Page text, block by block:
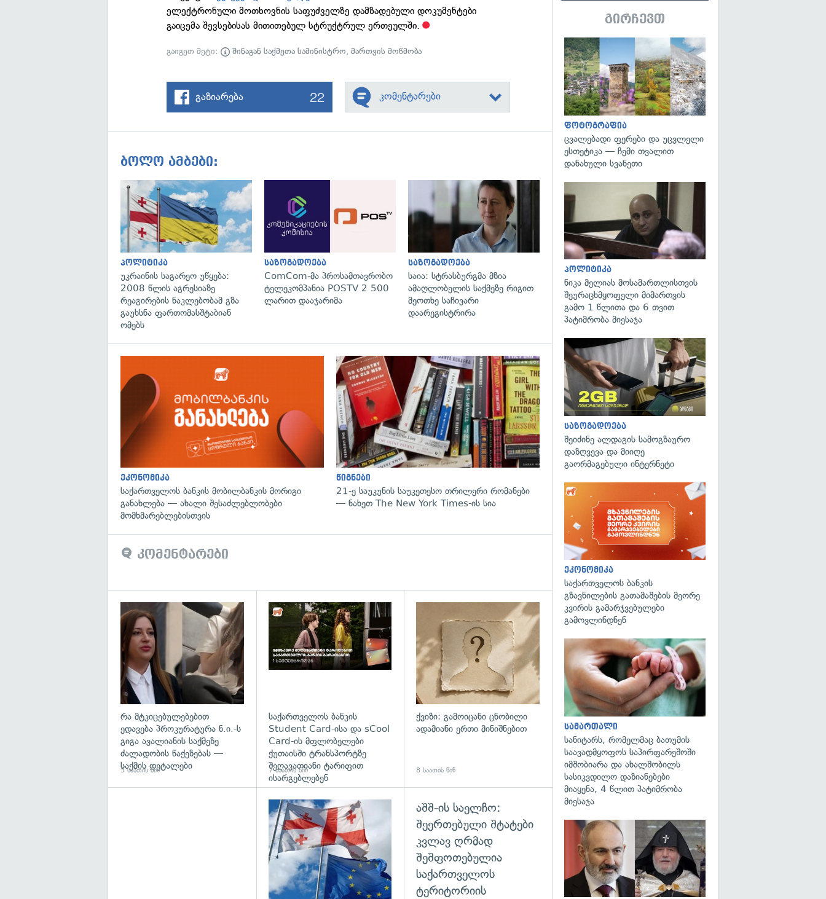
ელექტრონული მოთხოვნის საფუძველზე დამზადებული დოკუმენტები
გაიცემა შევსებისას მითითებულ სტრუქტრულ ერთეულში.
გაიგეთ მეტი: შინაგან საქმეთა სამინისტრო,მართვის მოწმობა
გაზიარება 22 კომენტარები
ბოლო ამბები:
პოლიტიკა
უკრაინის საგარეო უწყება:
2008 წლის აგრესიაზე
რეაგირების ნაკლებობამ გზა
გაუხსნა ფართომასშტაბიან
ომებს
გადახედვა
საზოგადოება
ComCom-მა პროსამთავრობო
ტელეკომპანია POSTV 2 500
ლარით დააჯარიმა
გადახედვა
საზოგადოება
საია: სტრასბურგმა მზია
ამაღლობელის საქმეზე რიგით
მეოთხე საჩივარი
დაარეგისტრირა
ეკონომიკა
საქართველოს ბანკის მობილბანკის მორიგი
განახლება — ახალი შესაძლებლობები
მომხმარებლებისთვის
გადახედვა
წიგნები
21-ე საუკუნის საუკეთესო თრილერი რომანები
— ნახეთ The New York Times-ის სია
კომენტარები
გადახედვა
რა მტკიცებულებებით
ედავება პროკურატურა ნ.ი.-ს
გიგა ავალიანის საქმეზე
ძალადობის წაქეზებას —
საქმის დეტალები
5 საათის წინ
საქართველოს ბანკის
Student Card-ისა და sCool
Card-ის მფლობელები
ქუთაისში ტრანსპორტზე
შეღავათიანი ტარიფით
ისარგებლებენ
7 საათის წინ
ქვიზი: გამოიცანი ცნობილი
ადამიანი ერთი მინიშნებით
8 საათის წინ
გადახედვა
აშშ-ის საელჩო:
შეერთებული შტატები
კვლავ ღრმად
შეშფოთებულია
საქართველოს
ტერიტორიის
გირჩევთ
ფოტოგრაფია
ცვალებადი ფერები და უცვლელი
ესთეტიკა — ჩემი თვალით
დანახული სვანეთი
პოლიტიკა
ნიკა მელიას მოსამართლისთვის
შეურაცხმყოფელი მიმართვის
გამო 1 წლითა და 6 თვით
პატიმრობა მიესაჯა
საზოგადოება
შეიძინე ალდაგის სამოგზაურო
დაზღვევა და მიიღე
გაორმაგებული ინტერნეტი
ეკონომიკა
საქართველოს ბანკის
გზავნილების გათამაშების მეორე
კვირის გამარჯვებულები
გამოვლინდნენ
სამართალი
სანიტარს, რომელმაც ბათუმის
საავადმყოფოს საპირფარეშოში
იმშობიარა და ახალშობილს
სასიკვდილო დაზიანებები
მიაყენა, 4 წლით პატიმრობა
მიესაჯა